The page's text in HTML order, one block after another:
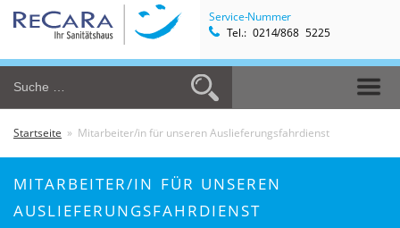
Service-Nummer
Tel.: 0214/868 5225
Startseite » Mitarbeiter/in für unseren Auslieferungsfahrdienst
MITARBEITER/IN FÜR UNSEREN
AUSLIEFERUNGSFAHRDIENST